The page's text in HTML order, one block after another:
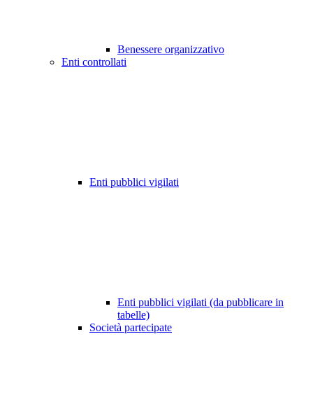
Benessere organizzativo
Enti controllati
Enti pubblici vigilati
Enti pubblici vigilati (da pubblicare in
tabelle)
Società partecipate